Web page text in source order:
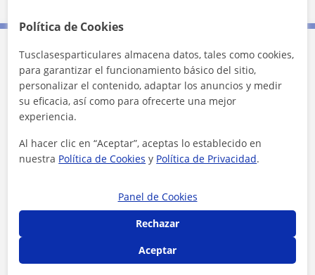
Contacta con Claudia Eliana
Tarifa
1ª clase gratis
Política de Cookies
Tusclasesparticulares almacena datos, tales como cookies,
para garantizar el funcionamiento básico del sitio,
personalizar el contenido, adaptar los anuncios y medir
su eficacia, así como para ofrecerte una mejor
experiencia.
Al hacer clic en “Aceptar”, aceptas lo establecido en
nuestra Política de Cookies y Política de Privacidad.
Panel de Cookies
Rechazar
Aceptar